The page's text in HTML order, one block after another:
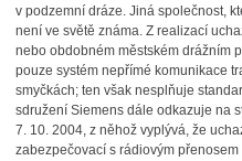
v podzemní dráze. Jiná společnost,
není ve světě známa. Z realizací
nebo obdobném městském drážním
pouze systém nepřímé komunikace
smyčkách; ten však nesplňuje
sdružení Siemens dále odkazuje na
7. 10. 2004, z něhož vyplývá, že
zabezpečovací s rádiovým